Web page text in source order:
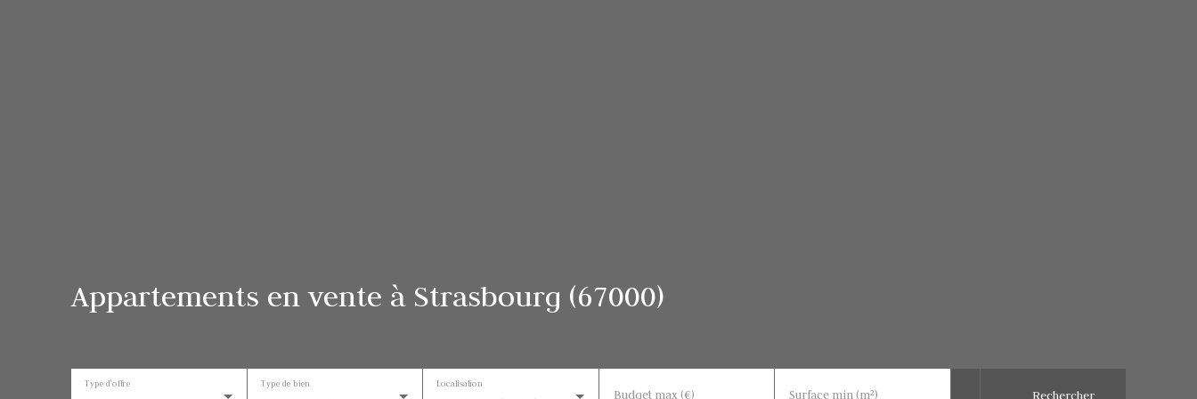
Appartements en vente à Strasbourg (67000)
Type d'offre Type de bien Localisation
Budget max (€) Surface min (m²) Rechercher